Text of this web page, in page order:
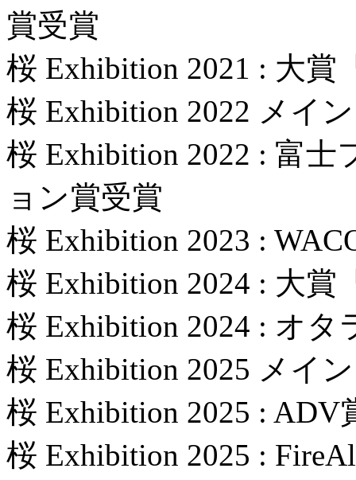
賞受賞
桜 Exhibition 2021 : 大賞
桜 Exhibition 2022 メイ
桜 Exhibition 2022 : 富
ョン賞受賞
桜 Exhibition 2023 :
桜 Exhibition 2024 : 大賞
桜 Exhibition 2024 : オ
桜 Exhibition 2025 メイ
桜 Exhibition 2025 : ADV
桜 Exhibition 2025 :